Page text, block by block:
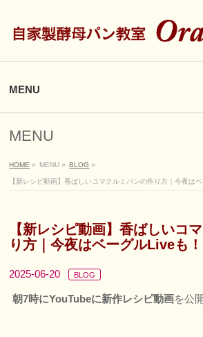
MENU
MENU
HOME » MENU » BLOG »
【新レシピ動画】香ばしいコマクルミパンの作り方｜今夜は
【新レシピ動画】香ばしいコ
り方｜今夜はベーグルLiveも！
2025-06-20 BLOG
朝7時にYouTubeに新作レシピ動画を公